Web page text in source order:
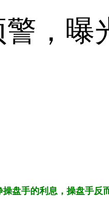
警，
盘手的利息，操盘手